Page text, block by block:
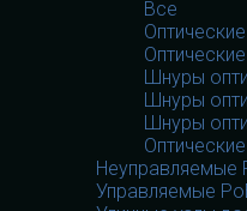
Все
Шнуры
Шнуры
Шнуры
Неуправляемые
Управляемые